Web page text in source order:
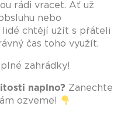
rádi vracet. Ať už
nebo
lidé chtějí užít s přáteli
čas toho využít.
zahrádky!
naplno? Zanechte
ozveme!